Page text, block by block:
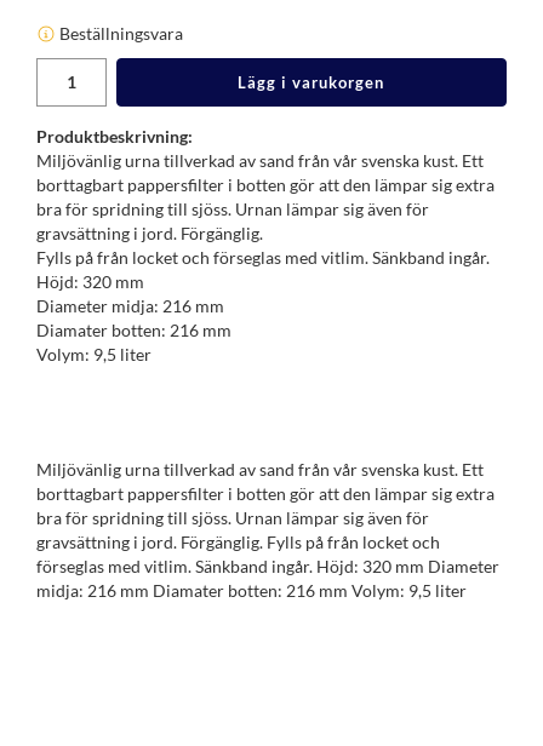
Beställningsvara
Lägg i varukorgen
Produktbeskrivning:
Miljövänlig urna tillverkad av sand från vår svenska kust. Ett
borttagbart pappersfilter i botten gör att den lämpar sig extra
bra för spridning till sjöss. Urnan lämpar sig även för
gravsättning i jord. Förgänglig.
Fylls på från locket och förseglas med vitlim. Sänkband ingår.
Höjd: 320 mm
Diameter midja: 216 mm
Diamater botten: 216 mm
Volym: 9,5 liter
Miljövänlig urna tillverkad av sand från vår svenska kust. Ett
borttagbart pappersfilter i botten gör att den lämpar sig extra
bra för spridning till sjöss. Urnan lämpar sig även för
gravsättning i jord. Förgänglig. Fylls på från locket och
förseglas med vitlim. Sänkband ingår. Höjd: 320 mm Diameter
midja: 216 mm Diamater botten: 216 mm Volym: 9,5 liter